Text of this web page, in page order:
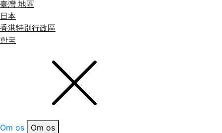
臺灣 地區
日本
香港特別行政區
한국
Om os
Om os